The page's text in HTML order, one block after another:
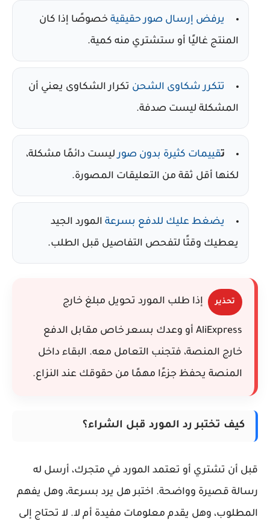
يرفض إرسال صور حقيقية خصوصًا إذا كان
المنتج غاليًا أو ستشتري منه كمية.
تتكرر شكاوى الشحن تكرار الشكاوى يعني أن
المشكلة ليست صدفة.
تقييمات كثيرة بدون صور ليست دائمًا مشكلة،
لكنها أقل ثقة من التعليقات المصورة.
يضغط عليك للدفع بسرعة المورد الجيد
يعطيك وقتًا لتفحص التفاصيل قبل الطلب.
تحذير إذا طلب المورد تحويل مبلغ خارج
AliExpress أو وعدك بسعر خاص مقابل الدفع
خارج المنصة، فتجنب التعامل معه. البقاء داخل
المنصة يحفظ جزءًا مهمًا من حقوقك عند النزاع.
كيف تختبر رد المورد قبل الشراء؟
قبل أن تشتري أو تعتمد المورد في متجرك، أرسل له
رسالة قصيرة وواضحة. اختبر هل يرد بسرعة، وهل يفهم
المطلوب، وهل يقدم معلومات مفيدة أم لا. لا تحتاج إلى